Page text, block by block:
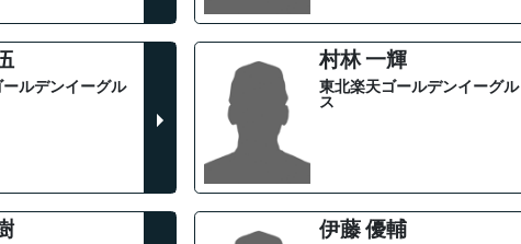
ルデンイーグル
村林 一輝
東北楽天ゴールデンイーグル
ス
伊藤 優輔